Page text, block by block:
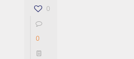
0
0